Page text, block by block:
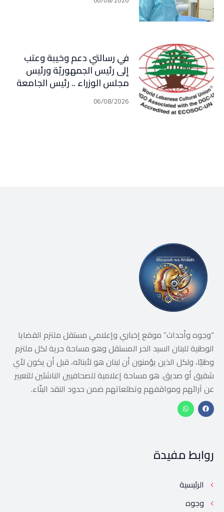
في رسالتي دعم وخيبة وعتب
إلى رئيس الجمهوريّة ورئيس
مجلس الوزراء .. رئيس الجامعة
اللبنانية الثقافيّة في العالم
(WLCU) يؤكد دعم الدّولة06/08/2026
“وجوه وأحداث” موقع إخباري وإعلامي مستقل ملتزم القضايا
الوطنية للبنان السيد الحر المستقل وهو مساحة حرية لكل ملتزم
وطنيًا، ولكل الذين يؤمنون أن لبنان هو لأبنائه، قبل أن يكون لأي
شقيق أو صديق. هو مساحة إعلامية للصحافيين الناشئين للتعبير
عن آرائهم ومواقفهم وتطلعاتهم ضمن حدود النقد البنّاء.
روابط مفيدة
الرئيسية
وجوه